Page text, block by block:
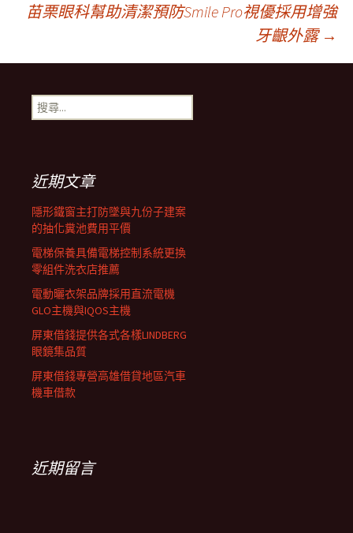
章
導
覽
列
苗栗眼科幫助清潔預防Smile Pro視優採用增強
牙齦外露 →
搜
尋
近期文章
隱形鐵窗主打防墜與九份子建案
的抽化糞池費用平價
電梯保養具備電梯控制系統更換
零組件洗衣店推薦
電動曬衣架品牌採用直流電機
GLO主機與IQOS主機
屏東借錢提供各式各樣LINDBERG
眼鏡集品質
屏東借錢專營高雄借貸地區汽車
機車借款
近期留言